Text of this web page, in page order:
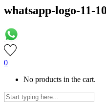
whatsapp-logo-11-
0
No products in the cart.